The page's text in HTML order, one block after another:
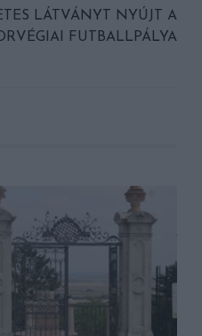
LÁTVÁNYT NYÚJT A
FUTBALLPÁLYA